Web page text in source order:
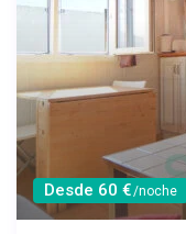
Desde 60 €/noche